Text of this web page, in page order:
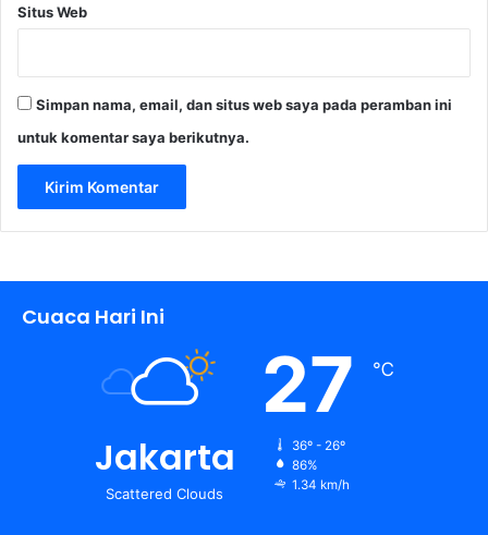
Situs Web
Simpan nama, email, dan situs web saya pada peramban ini
untuk komentar saya berikutnya.
Cuaca Hari Ini
Jakarta
Scattered Clouds
27 ℃
36º - 26º
86%
1.34 km/h